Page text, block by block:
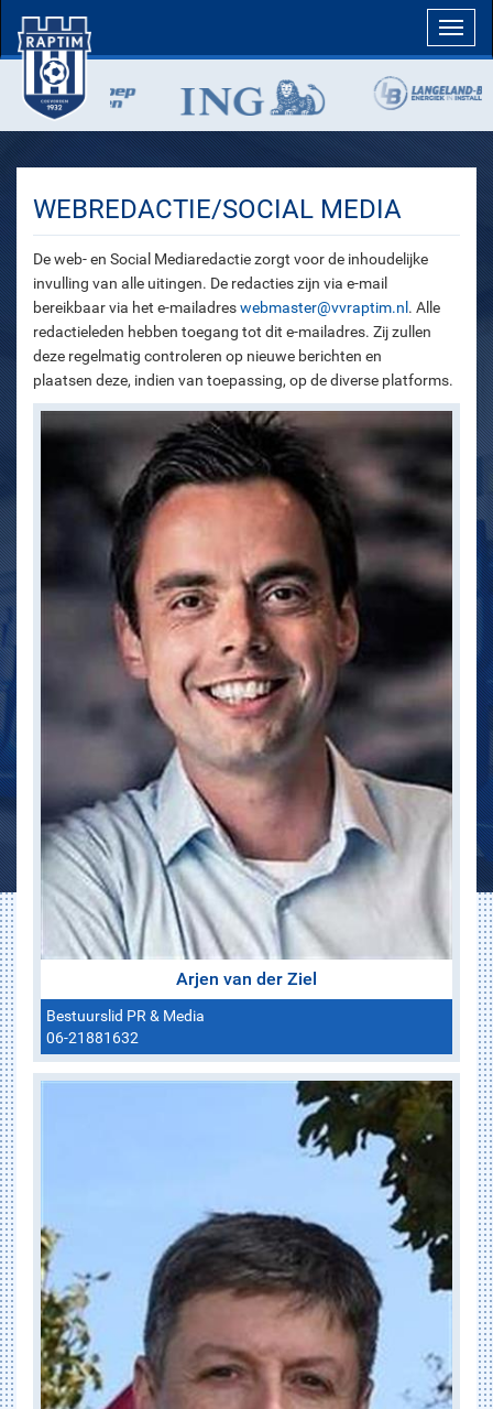
WEBREDACTIE/SOCIAL MEDIA
De web- en Social Mediaredactie zorgt voor de inhoudelijke
invulling van alle uitingen. De redacties zijn via e-mail
bereikbaar via het e-mailadreswebmaster@vvraptim.nl . Alle
redactieleden hebben toegang tot dit e-mailadres. Zij zullen
deze regelmatig controleren op nieuwe berichten en
plaatsen deze, indien van toepassing, op de diverse platforms.
Arjen van der Ziel
Bestuurslid PR & Media
06-21881632